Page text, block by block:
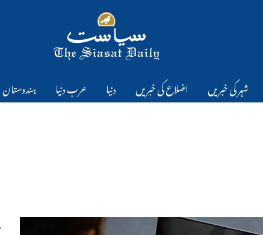
شہر کی خبریں اضلاع کی خبریں دنیا عرب دنیا ہندوستان